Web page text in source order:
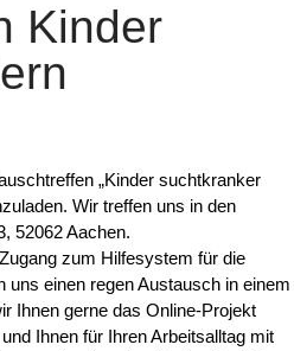
Kinder
„Kinder suchtkranker
Wir treffen uns in den
52062 Aachen.
zum Hilfesystem für die
uns einen regen Austausch in einem
Ihnen gerne das Online-Projekt
Ihnen für Ihren Arbeitsalltag mit